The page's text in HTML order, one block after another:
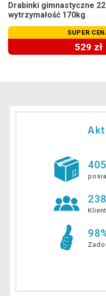
Drabinki gimnastyczne
wytrzymałość 170kg
SUPER
529 zł
238